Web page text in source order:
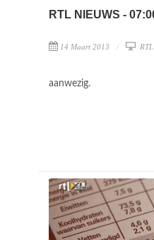
RTL NIEUWS -
14 Maart 2013
aanwezig.